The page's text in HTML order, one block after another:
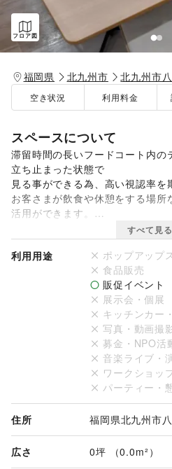
フロア図
福岡県 北九州市 北九州市
空き状況 利用料金
スペースについて
滞留時間の長いフードコート内の
立ち止まった状態で
見る事ができる為、高い視認率を
お客さまが飲食や休憩をする場
活用ができます。
【掲出枚数】
最大提出枚数 300枚
２週間掲載 1枚/1,000円（税抜）
※制作費、施工費は別途費用がかか
【媒体サイズ】297ｍｍΦ
【仕様・素材】塩ビシート(再剝
すべて見る
利用用途
ポップアップ
食品販売
販促イベント
展示会・個展
キッチンカー
写真・動画撮
募金・NPO活
音楽ライブ・
ワークショッ
パーティー・
住所 福岡県北九州市
広さ 0坪 （0.0m²）